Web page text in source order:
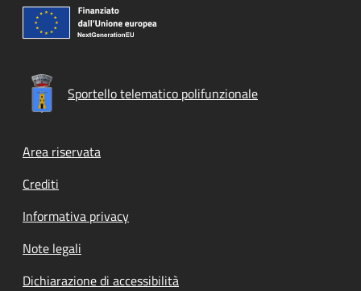
Sportello telematico polifunzionale
Footer menu
Area riservata
Crediti
Informativa privacy
Note legali
Dichiarazione di accessibilità